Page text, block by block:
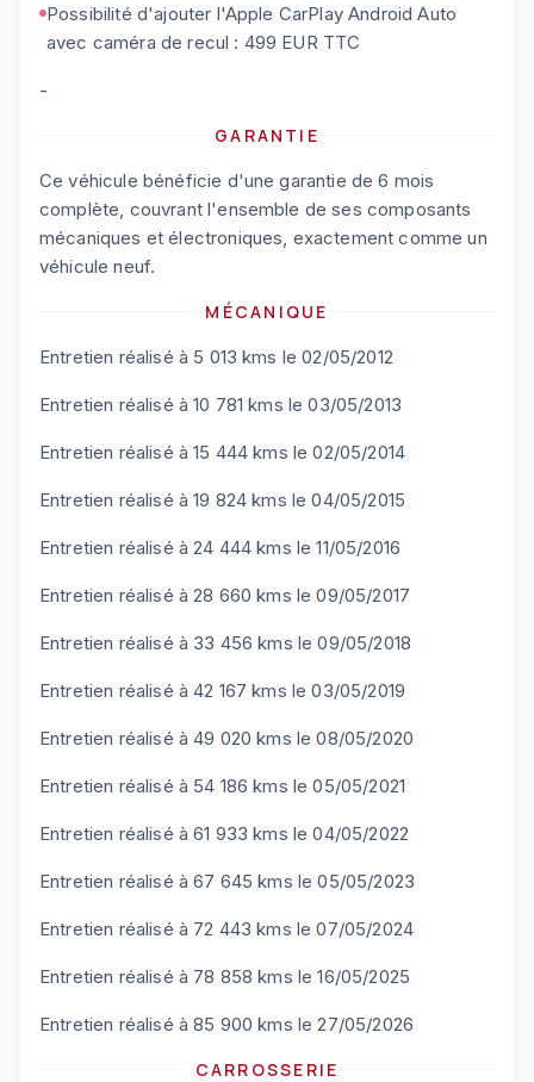
Possibilité d'ajouter l'Apple CarPlay Android Auto
avec caméra de recul : 499 EUR TTC
-
GARANTIE
Ce véhicule bénéficie d'une garantie de 6 mois
complète, couvrant l'ensemble de ses composants
mécaniques et électroniques, exactement comme un
véhicule neuf.
MÉCANIQUE
Entretien réalisé à 5 013 kms le 02/05/2012
Entretien réalisé à 10 781 kms le 03/05/2013
Entretien réalisé à 15 444 kms le 02/05/2014
Entretien réalisé à 19 824 kms le 04/05/2015
Entretien réalisé à 24 444 kms le 11/05/2016
Entretien réalisé à 28 660 kms le 09/05/2017
Entretien réalisé à 33 456 kms le 09/05/2018
Entretien réalisé à 42 167 kms le 03/05/2019
Entretien réalisé à 49 020 kms le 08/05/2020
Entretien réalisé à 54 186 kms le 05/05/2021
Entretien réalisé à 61 933 kms le 04/05/2022
Entretien réalisé à 67 645 kms le 05/05/2023
Entretien réalisé à 72 443 kms le 07/05/2024
Entretien réalisé à 78 858 kms le 16/05/2025
Entretien réalisé à 85 900 kms le 27/05/2026
CARROSSERIE